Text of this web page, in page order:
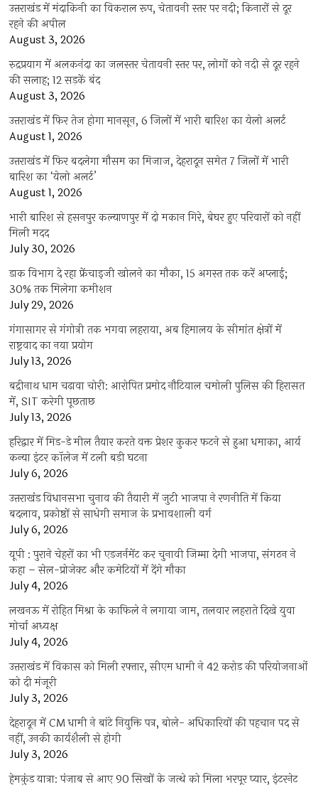
उत्तराखंड में मंदाकिनी का विकराल रूप, चेतावनी स्तर पर नदी; किनारों से दूर
रहने की अपील
August 3, 2026
रुद्रप्रयाग में अलकनंदा का जलस्तर चेतावनी स्तर पर, लोगों को नदी से दूर रहने
की सलाह; 12 सड़कें बंद
August 3, 2026
उत्तराखंड में फिर तेज होगा मानसून, 6 जिलों में भारी बारिश का येलो अलर्ट
August 1, 2026
उत्तराखंड में फिर बदलेगा मौसम का मिजाज, देहरादून समेत 7 जिलों में भारी
बारिश का ‘येलो अलर्ट’
August 1, 2026
भारी बारिश से हसनपुर कल्याणपुर में दो मकान गिरे, बेघर हुए परिवारों को नहीं
मिली मदद
July 30, 2026
डाक विभाग दे रहा फ्रेंचाइजी खोलने का मौका, 15 अगस्त तक करें अप्लाई;
30% तक मिलेगा कमीशन
July 29, 2026
गंगासागर से गंगोत्री तक भगवा लहराया, अब हिमालय के सीमांत क्षेत्रों में
राष्ट्रवाद का नया प्रयोग
July 13, 2026
बद्रीनाथ धाम चढ़ावा चोरी: आरोपित प्रमोद नौटियाल चमोली पुलिस की हिरासत
में, SIT करेगी पूछताछ
July 13, 2026
हरिद्वार में मिड-डे मील तैयार करते वक्त प्रेशर कुकर फटने से हुआ धमाका, आर्य
कन्या इंटर कॉलेज में टली बड़ी घटना
July 6, 2026
उत्तराखंंड विधानसभा चुनाव की तैयारी में जुटी भाजपा ने रणनीति में किया
बदलाव, प्रकोष्ठों से साधेगी समाज के प्रभावशाली वर्ग
July 6, 2026
यूपी : पुराने चेहरों का भी एडजर्नमेंट कर चुनावी जिम्मा देगी भाजपा, संगठन ने
कहा – सेल-प्रोजेक्ट और कमेटियों में देंगे मौका
July 4, 2026
लखनऊ में रोहित मिश्रा के काफिले ने लगाया जाम, तलवार लहराते दिखे युवा
मोर्चा अध्यक्ष
July 4, 2026
उत्तराखंड में विकास को मिली रफ्तार, सीएम धामी ने 42 करोड़ की परियोजनाओं
को दी मंजूरी
July 3, 2026
देहरादून में CM धामी ने बांटे नियुक्ति पत्र, बोले- अधिकारियों की पहचान पद से
नहीं, उनकी कार्यशैली से होगी
July 3, 2026
हेमकुंड यात्रा: पंजाब से आए 90 सिखों के जत्थे को मिला भरपूर प्यार, इंटरनेट